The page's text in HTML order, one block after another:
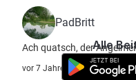
PadBritt
Ach quatsch, der
vor 7 Jahre
Alle